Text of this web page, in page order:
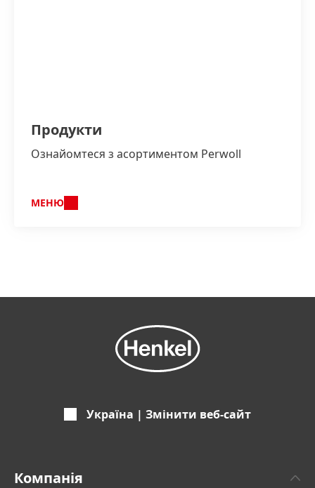
Продукти
Ознайомтеся з асортиментом Perwoll
МЕНЮ
Україна | Змінити веб-сайт
Компанія